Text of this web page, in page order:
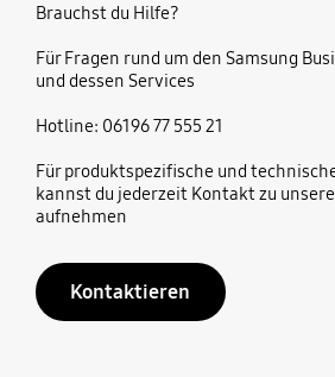
Brauchst du Hilfe?
Für Fragen rund um den Samsung
und dessen Services
Hotline: 06196 77 555 21
Für produktspezifische und
kannst du jederzeit Kontakt zu
aufnehmen
Kontaktieren